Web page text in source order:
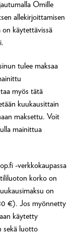
Omille
allekirjoittamisen
käytettävissä
tulee maksaa
myös tätä
kuukausittain
maksettu. Voit
mainittua
-verkkokaupassa
korko on
on
€). Jos myönnetty
käytetty
sekä luotto